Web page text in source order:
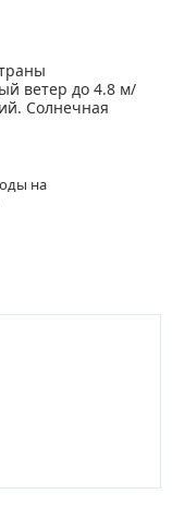
ветер до 4.8 м/
Солнечная
на